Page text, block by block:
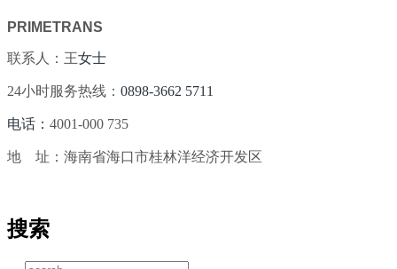
PRIMETRANS
联系人：王女士
24小时服务热线： 0898-3662 5711
电话： 4001-000 735
地 址：海南省海口市桂林洋经济开发区
搜索